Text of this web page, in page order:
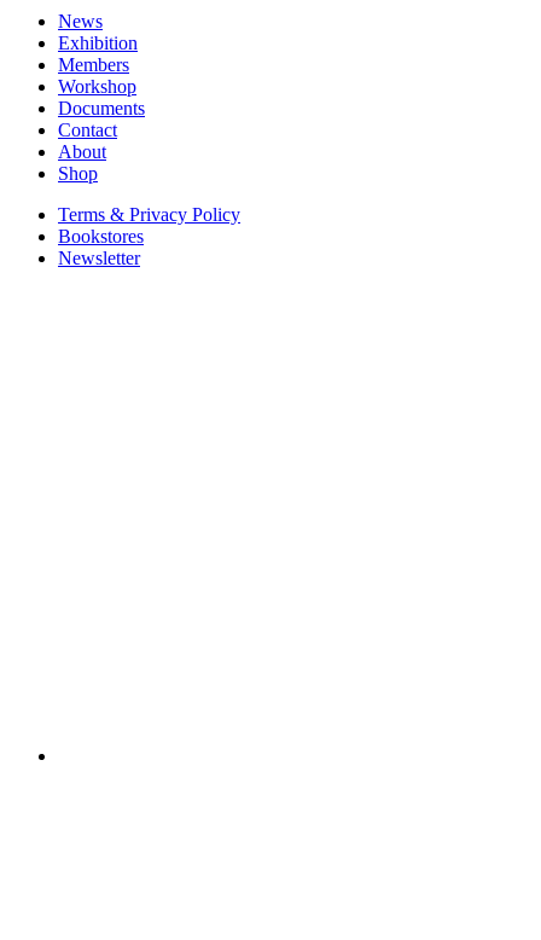
News
Exhibition
Members
Workshop
Documents
Contact
About
Shop
Terms & Privacy Policy
Bookstores
Newsletter